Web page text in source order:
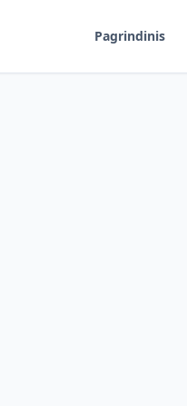
Pagrindinis